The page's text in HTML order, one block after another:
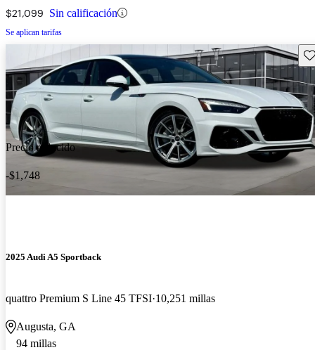
$21,099 Sin calificación
Se aplican tarifas
Precio reducido
-$1,748
2025 Audi A5 Sportback
quattro Premium S Line 45 TFSI 10,251 millas
Augusta, GA
94 millas